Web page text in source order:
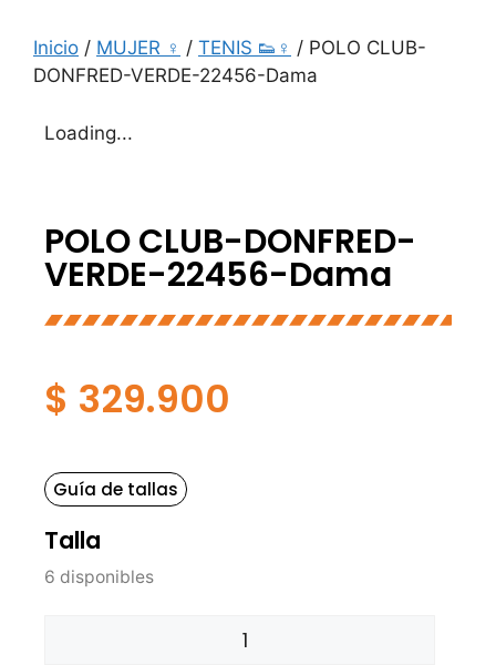
Inicio / MUJER ♀ / TENIS 👟♀ / POLO CLUB-
DONFRED-VERDE-22456-Dama
Loading...
POLO CLUB-DONFRED-
VERDE-22456-Dama
$ 329.900
Guía de tallas
Talla
6 disponibles